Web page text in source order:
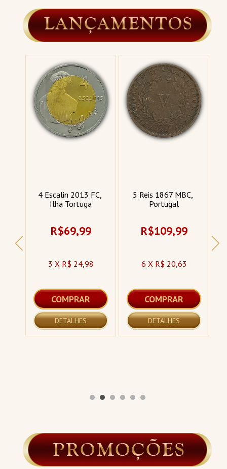
4 Escalin 2013 FC,
Ilha Tortuga
R$69,99
3 X R$ 24,98
COMPRAR
DETALHES
5 Reis 1867 MBC,
Portugal
R$109,99
6 X R$ 20,63
COMPRAR
DETALHES